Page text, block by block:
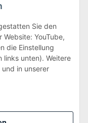
Sie den
YouTube,
die Einstellung
unten). Weitere
und in unserer